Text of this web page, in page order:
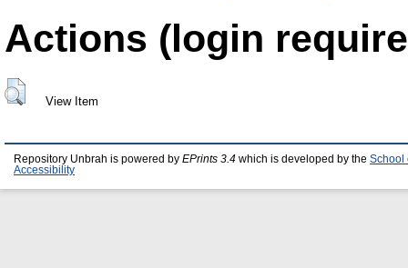
Actions (login
View Item
Repository Unbrah is powered by EPrints 3.4 which is developed by the School
Accessibility